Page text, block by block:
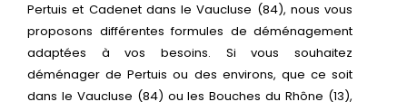
Pertuis et Cadenet dans le Vaucluse (84), nous vous
proposons différentes formules de déménagement
adaptées à vos besoins. Si vous souhaitez
déménager de Pertuis ou des environs, que ce soit
dans le Vaucluse (84) ou les Bouches du Rhône (13),